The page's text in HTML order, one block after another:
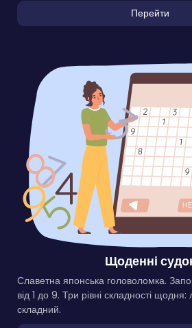
Перейти
Щоденні
Славетна японська головоломка.
від 1 до 9. Три рівні складності щодня:
складний.